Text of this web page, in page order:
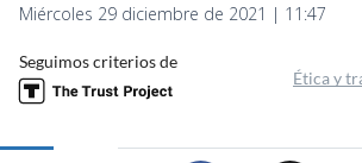
Miércoles 29 diciembre de 2021 | 11:47
Seguimos criterios de
Ética y